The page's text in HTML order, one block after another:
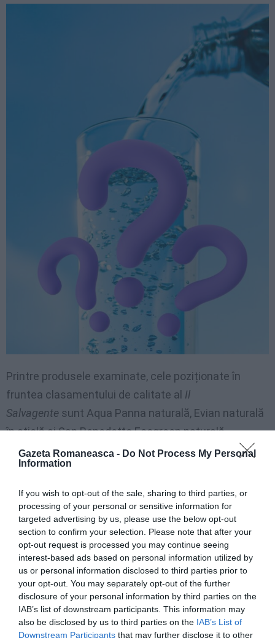
Gazeta Romaneasca - Do Not Process My Personal
Information
If you wish to opt-out of the sale, sharing to third parties, or
processing of your personal or sensitive information for
targeted advertising by us, please use the below opt-out
section to confirm your selection. Please note that after your
opt-out request is processed you may continue seeing
interest-based ads based on personal information utilized by
us or personal information disclosed to third parties prior to
your opt-out. You may separately opt-out of the further
disclosure of your personal information by third parties on the
IAB’s list of downstream participants. This information may
also be disclosed by us to third parties on the IAB’s List of
Downstream Participants that may further disclose it to other
Printre produsele examinate, cele poziționate în
fruntea clasamentului de calitate al Il
Salvagente sunt Aqua Panna naturală, Evian naturală
în sticlă și San Benedetto Ecogreen naturală,
apreciate „excelent”: în judecata generală cantitatea
de pesticidea cântărit 40%
reprezentat 30%), nitrații (10%), sustenabilitatea
(10%), ergonomia (5%) și eticheta (5%). Cele mai jos
plasate sunt sunt Uliveto naturală, Guizza naturală,
Rocchetta naturală și San Pellegrino frizzante.
►Clasamentul apelor minerale: acestea sunt cele
mai bune conform Altroconsumo. Și surprizele nu
lipsesc